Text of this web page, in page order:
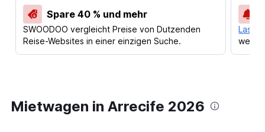
Spare 40 % und mehr
SWOODOO vergleicht Preise von Dutzenden
Reise-Websites in einer einzigen Suche.
Lass
Mietwagen in Arrecife 2026